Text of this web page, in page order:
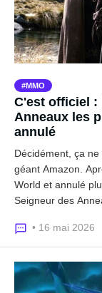
MMO
C'est officiel :
Anneaux les
annulé
Décidément, ça
géant Amazon.
World et annulé
Seigneur des
• 16 mai 2026